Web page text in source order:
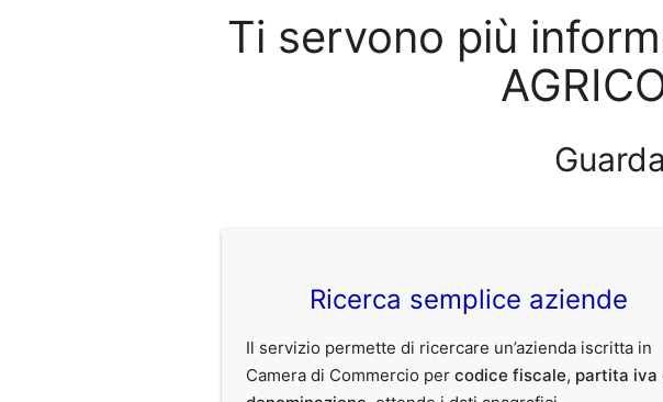
Ti servono più
Guarda
Ricerca semplice aziende
Il servizio permette di ricercare un’azienda iscritta in
Camera di Commercio percodice fiscale, partita iva